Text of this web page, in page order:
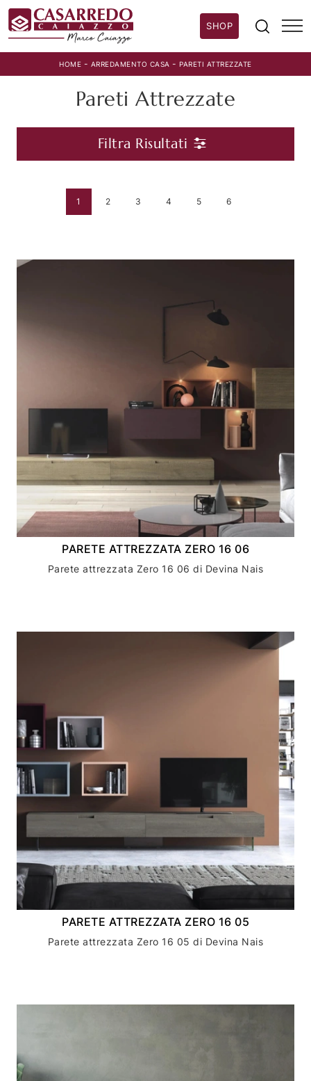
SHOP
HOME - ARREDAMENTO CASA -PARETI ATTREZZATE
Pareti Attrezzate
Filtra Risultati
1 2 3 4 5 6
PARETE ATTREZZATA ZERO 16 06
Parete attrezzata Zero 16 06 di Devina Nais
PARETE ATTREZZATA ZERO 16 05
Parete attrezzata Zero 16 05 di Devina Nais